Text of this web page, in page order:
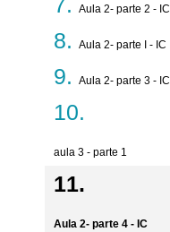
Aula 2- parte 2 - IC
Aula 2- parte I - IC
Aula 2- parte 3 - IC
aula 3 - parte 1
Aula 2- parte 4 - IC